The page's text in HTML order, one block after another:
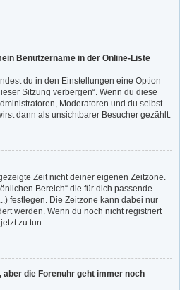
Benutzername in der Online-Liste
du in den Einstellungen eine Option
Sitzung verbergen“. Wenn du diese
Moderatoren und du selbst
dann als unsichtbarer Besucher gezählt.
Zeit nicht deiner eigenen Zeitzone.
Bereich“ die für dich passende
festlegen. Die Zeitzone kann dabei nur
werden. Wenn du noch nicht registriert
zu tun.
aber die Forenuhr geht immer noch